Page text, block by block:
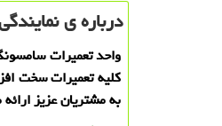
درباره ی
واحد تعمیرات
كلیه تعمیرات سخت
به مشتریان عزیز